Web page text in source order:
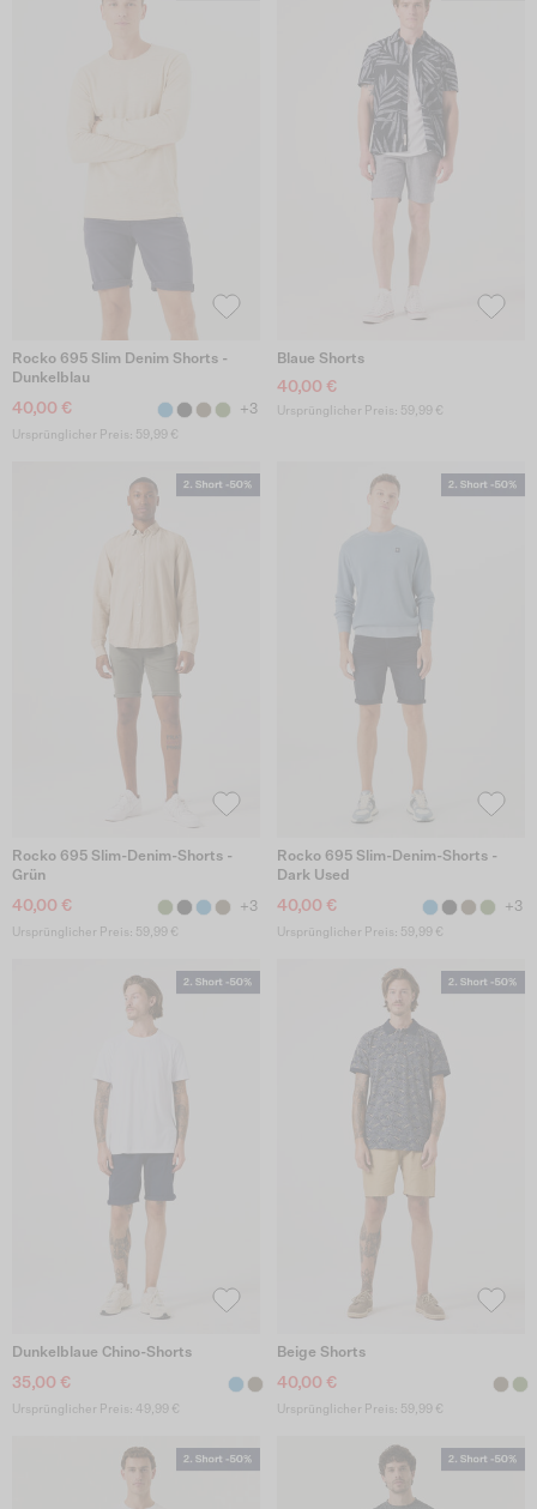
Rocko 695 Slim Denim Shorts -
Dunkelblau
40,00 € +3
Ursprünglicher Preis: 59,99 €
Blaue Shorts
40,00 €
Ursprünglicher Preis: 59,99 €
Rocko 695 Slim-Denim-Shorts -
Grün
40,00 € +3
Ursprünglicher Preis: 59,99 €
Rocko 695 Slim-Denim-Shorts -
Dark Used
40,00 € +3
Ursprünglicher Preis: 59,99 €
Dunkelblaue Chino-Shorts
35,00 €
Ursprünglicher Preis: 49,99 €
Beige Shorts
40,00 €
Ursprünglicher Preis: 59,99 €